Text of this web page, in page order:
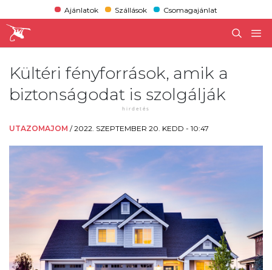
Ajánlatok Szállások Csomagajánlat
Kültéri fényforrások, amik a
biztonságodat is szolgálják
UTAZOMAJOM /2022. SZEPTEMBER 20. KEDD - 10:47